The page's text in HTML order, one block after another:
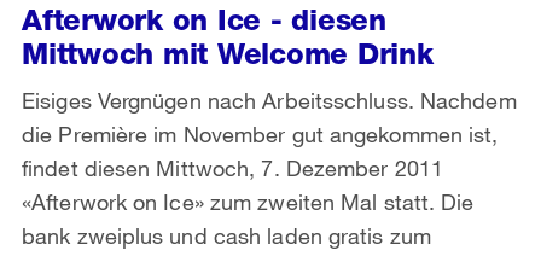
Afterwork on Ice - diesen
Mittwoch mit Welcome Drink
Eisiges Vergnügen nach Arbeitsschluss. Nachdem
die Première im November gut angekommen ist,
findet diesen Mittwoch, 7. Dezember 2011
«Afterwork on Ice» zum zweiten Mal statt. Die
bank zweiplus und cash laden gratis zum